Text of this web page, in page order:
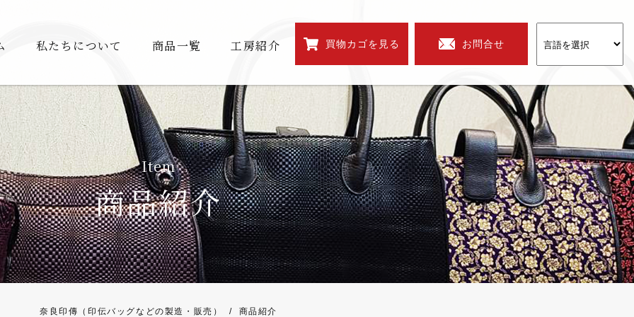
私たちについて 商品一覧 工房紹介 買物カゴを見る お問合せ
Item
商品紹介
奈良印傳（印伝バッグなどの製造・販売） / 商品紹介